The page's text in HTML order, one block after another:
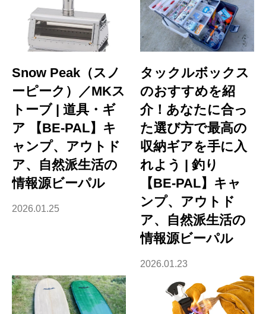
Snow Peak（スノ
ーピーク）／MKス
トーブ | 道具・ギ
ア 【BE-PAL】キ
ャンプ、アウトド
ア、自然派生活の
情報源ビーパル
2026.01.25
タックルボックス
のおすすめを紹
介！あなたに合っ
た選び方で最高の
収納ギアを手に入
れよう | 釣り
【BE-PAL】キャ
ンプ、アウトド
ア、自然派生活の
情報源ビーパル
2026.01.23